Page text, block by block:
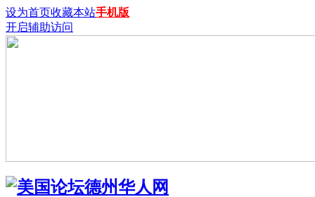
设为首页收藏本站手机版
开启辅助访问